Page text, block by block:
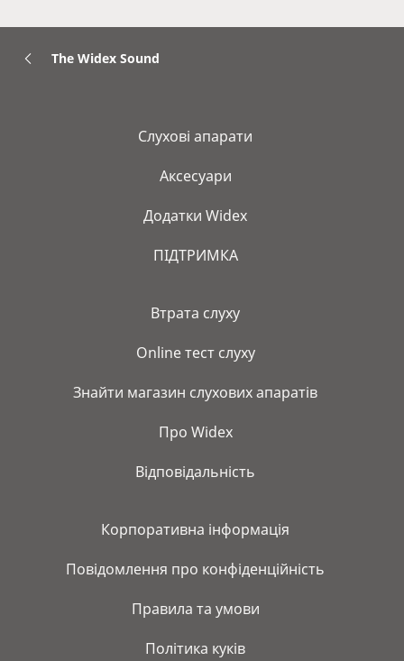
The Widex Sound
Слухові апарати
Аксесуари
Додатки Widex
ПІДТРИМКА
Bтрата слуху
Online тест слуху
Знайти магазин слухових апаратів
Про Widex
Відповідальність
Корпоративна інформація
Повідомлення про конфіденційність
Правила та умови
Політика куків